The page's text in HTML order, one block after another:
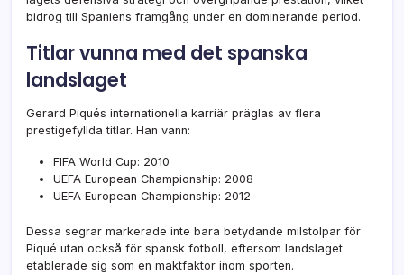
bidrog till Spaniens framgång under en dominerande period.
Titlar vunna med det spanska
landslaget
Gerard Piqués internationella karriär präglas av flera
prestigefyllda titlar. Han vann:
FIFA World Cup: 2010
UEFA European Championship: 2008
UEFA European Championship: 2012
Dessa segrar markerade inte bara betydande milstolpar för
Piqué utan också för spansk fotboll, eftersom landslaget
etablerade sig som en maktfaktor inom sporten.